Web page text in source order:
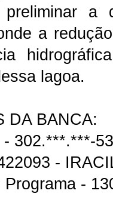
preliminar
a
lagoa.
DA BANCA:
- 302.***.***-
-
Programa -